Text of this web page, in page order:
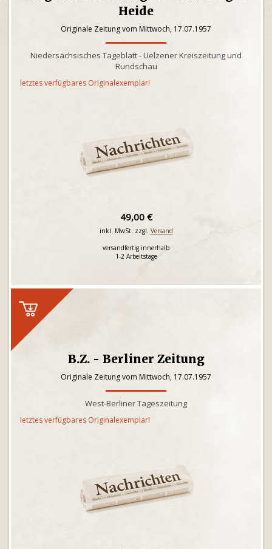
Heide
Originale Zeitung vom Mittwoch, 17.07.1957
Niedersächsisches Tageblatt - Uelzener Kreiszeitung und
Rundschau
letztes verfügbares Originalexemplar!
49,00 €
inkl. MwSt. zzgl. Versand
versandfertig innerhalb
1-2 Arbeitstage
B.Z. - Berliner Zeitung
Originale Zeitung vom Mittwoch, 17.07.1957
West-Berliner Tageszeitung
letztes verfügbares Originalexemplar!